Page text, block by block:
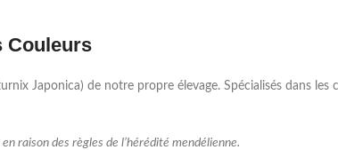
Couleurs
Japonica) de notre propre élevage. Spécialisés dans
raison des règles de l’hérédité mendélienne.